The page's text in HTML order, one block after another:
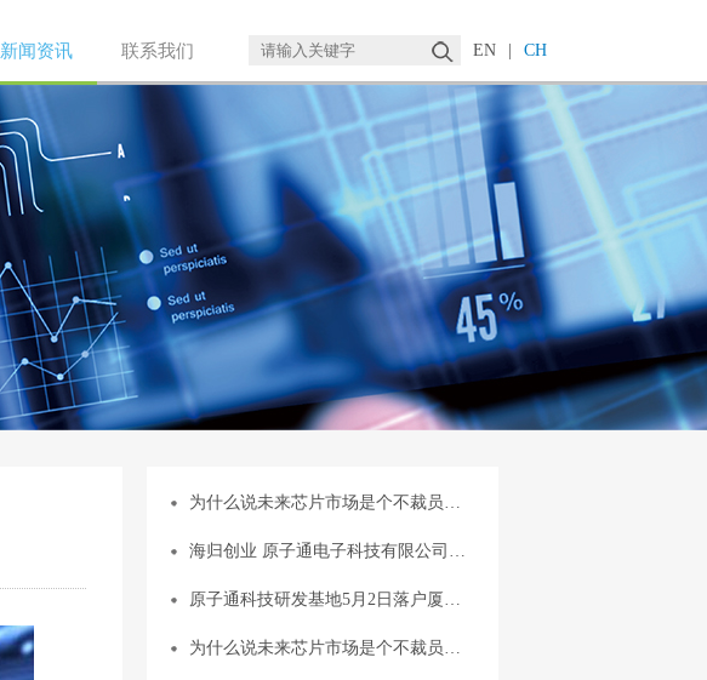
新闻资讯 联系我们 EN CH
为什么说未来芯片市场是个不裁员…
海归创业 原子通电子科技有限公司…
原子通科技研发基地5月2日落户厦…
为什么说未来芯片市场是个不裁员…